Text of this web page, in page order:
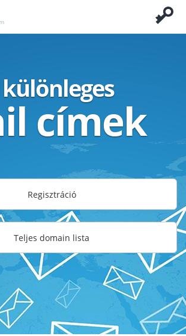
különleges
címek
Regisztráció
Teljes domain lista